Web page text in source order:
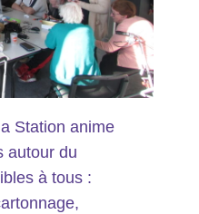
Station anime
autour du
à tous :